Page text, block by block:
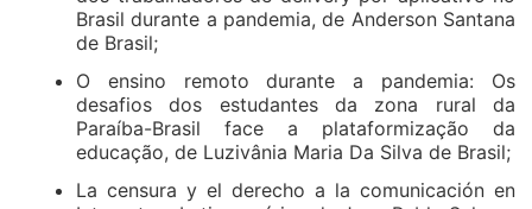
Brasil durante a pandemia, de Anderson Santana
de Brasil;
O ensino remoto durante a pandemia: Os
desafios dos estudantes da zona rural da
Paraíba-Brasil face a plataformização da
educação, de Luzivânia Maria Da Silva de Brasil;
La censura y el derecho a la comunicación en